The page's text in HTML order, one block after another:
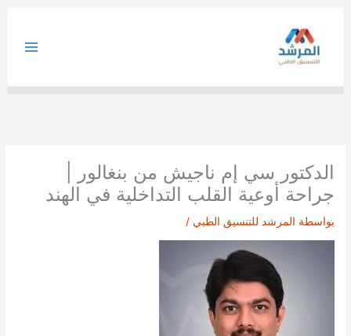
الدكتور سي إم ناجيش من بنغالور |
جراحة أوعية القلب التداخلية في الهند
بواسطة المرشد للتنسيق الطبي/